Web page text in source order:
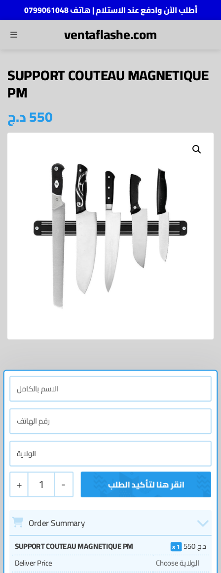
أطلب الآن وادفع عند الاستلام | هاتف 0799061048
MENU ventaflashe.com
SUPPORT COUTEAU MAGNETIQUE
PM
550د.ج
+ 1 -
Order Summary
SUPPORT COUTEAU MAGNETIQUE PM 1 550د.ج
Deliver Price
Choose الولاية